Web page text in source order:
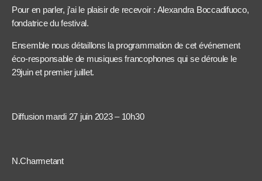
Pour en parler, j’ai le plaisir de recevoir : Alexandra Boccadifuoco,
fondatrice du festival.
Ensemble nous détaillons la programmation de cet événement
éco-responsable de musiques francophones qui se déroule le
29juin et premier juillet.
Diffusion mardi 27 juin 2023 – 10h30
N.Charmetant